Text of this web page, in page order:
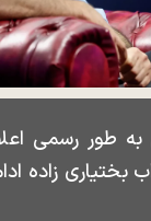
به طور رسمی
بختیاری زاده